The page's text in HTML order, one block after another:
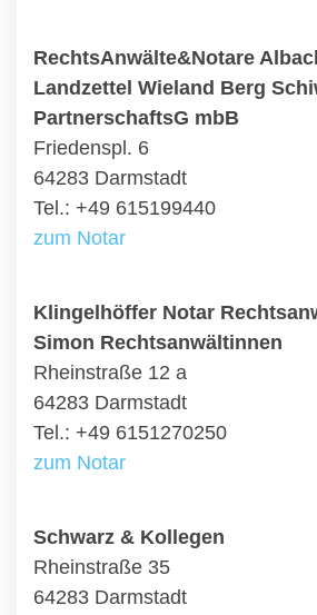
RechtsAnwälte&Notare
Landzettel Wieland Berg
PartnerschaftsG mbB
Friedenspl. 6
64283 Darmstadt
Tel.: +49 615199440
zum Notar
Klingelhöffer Notar
Simon Rechtsanwältinnen
Rheinstraße 12 a
64283 Darmstadt
Tel.: +49 6151270250
zum Notar
Schwarz & Kollegen
Rheinstraße 35
64283 Darmstadt